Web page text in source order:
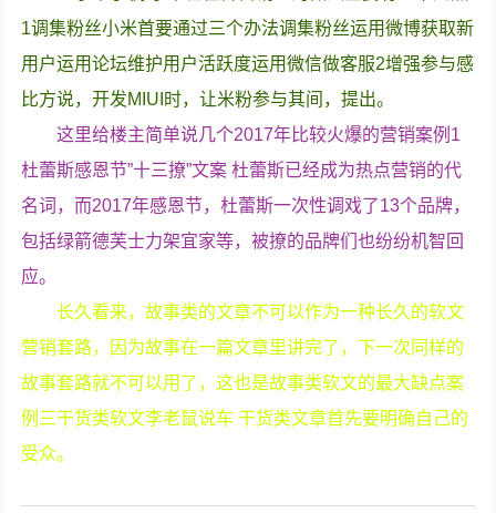
1调集粉丝小米首要通过三个办法调集粉丝运用微博获取新
用户运用论坛维护用户活跃度运用微信做客服2增强参与感
比方说，开发MIUI时，让米粉参与其间，提出。
这里给楼主简单说几个2017年比较火爆的营销案例1
杜蕾斯感恩节”十三撩”文案 杜蕾斯已经成为热点营销的代
名词，而2017年感恩节，杜蕾斯一次性调戏了13个品牌，
包括绿箭德芙士力架宜家等，被撩的品牌们也纷纷机智回
应。
长久看来，故事类的文章不可以作为一种长久的软文
营销套路，因为故事在一篇文章里讲完了，下一次同样的
故事套路就不可以用了，这也是故事类软文的最大缺点案
例三干货类软文李老鼠说车 干货类文章首先要明确自己的
受众。